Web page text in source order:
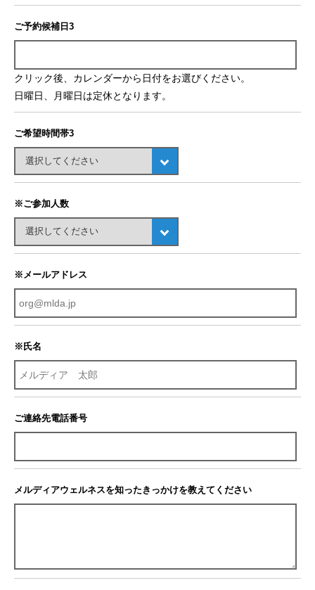
ご予約候補日3
クリック後、カレンダーから日付をお選びください。
日曜日、月曜日は定休となります。
ご希望時間帯3
※ご参加人数
※メールアドレス
※氏名
ご連絡先電話番号
メルディアウェルネスを知ったきっかけを教えてください